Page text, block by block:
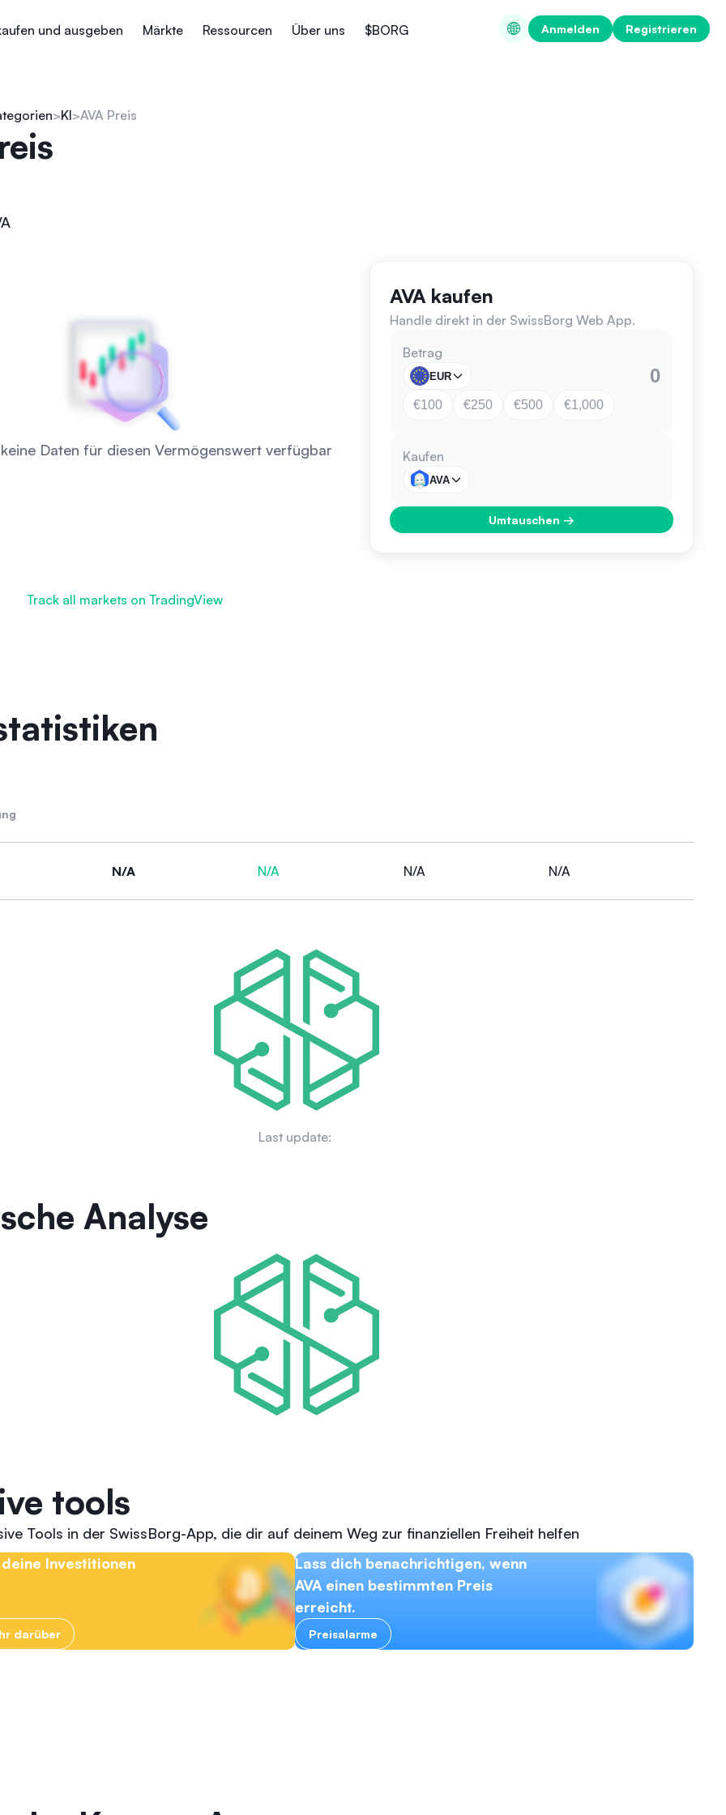
und ausgeben Märkte Ressourcen Über uns $BORG Anmelden Registrieren
KI AVA Preis
AVA kaufen
Handle direkt in der SwissBorg Web App.
Betrag
EUR
€100 €250 €500 €1,000
Kaufen
AVA
Umtauschen →
Daten für diesen Vermögenswert verfügbar
Track all markets on TradingView
N/A N/A N/A N/A
Last update:
Analyse
tools
Tools in der SwissBorg-App, die dir auf deinem Weg zur finanziellen Freiheit helfen
Investitionen
darüber
Lass dich benachrichtigen, wenn
AVA einen bestimmten Preis
erreicht.
Preisalarme